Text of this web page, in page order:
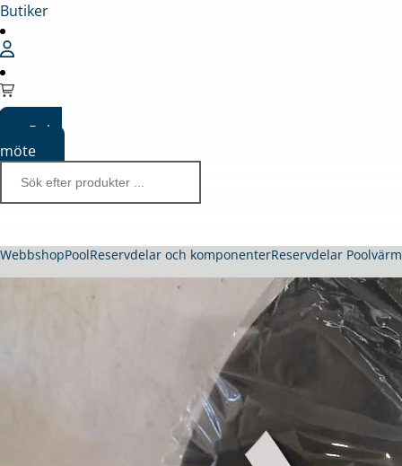
Butiker
Boka
möte
WebbshopPoolReservdelar och komponenterReservdelar